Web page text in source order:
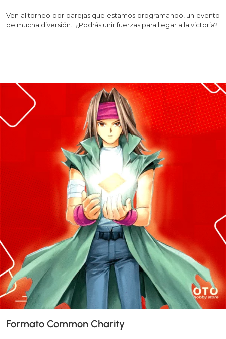
Ven al torneo por parejas que estamos programando, un evento
de mucha diversión.. ¿Podrás unir fuerzas para llegar a la victoria?
Formato Common Charity